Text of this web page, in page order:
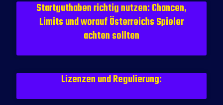
Startguthaben richtig nutzen: Chancen,
Limits und worauf Österreichs Spieler
achten sollten
Lizenzen und Regulierung: